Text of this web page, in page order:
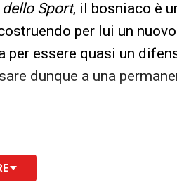
dello Sport, il bosniaco è
per lui un
per essere quasi un
dunque a una